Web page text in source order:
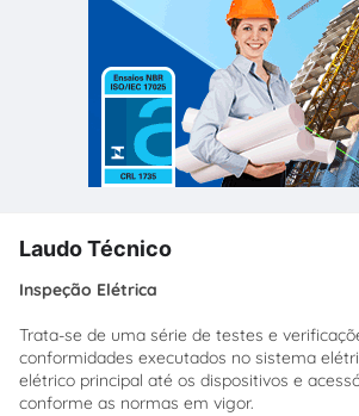
Laudo Técnico
Inspeção Elétrica
Trata-se de uma série de testes e
conformidades executados no sistema
elétrico principal até os dispositivos e
conforme as normas em vigor.